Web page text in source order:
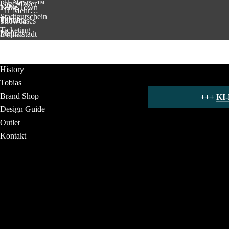
News
Mehr…
PageMaker™
Stadtgutschein
Ticketing
Tobit.Town
Showcases
Digitalstadt
History
Tobias
Brand Shop
Design Guide
Outlet
Kontakt
News
Termine
Partner
Mehr...
+++ KI-